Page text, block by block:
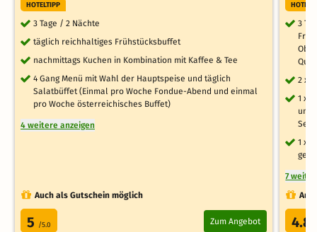
HOTELTIPP
3 Tage / 2 Nächte
täglich reichhaltiges Frühstücksbuffet
nachmittags Kuchen in Kombination mit Kaffee & Tee
4 Gang Menü mit Wahl der Hauptspeise und täglich
Salatbüffet (Einmal pro Woche Fondue-Abend und einmal
pro Woche österreichisches Buffet)
4 weitere anzeigen
Auch als Gutschein möglich
5 /5.0 Zum Angebot
3
2 x
1 x
und
1 x
7
4.8